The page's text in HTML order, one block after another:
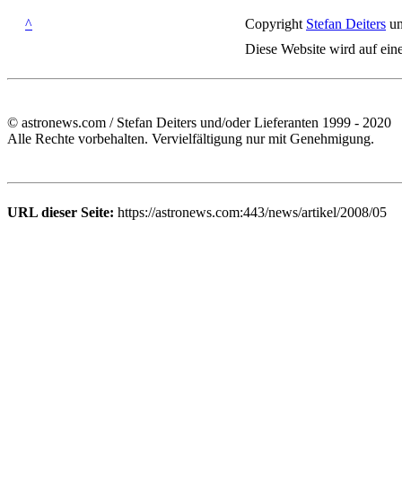
^ Copyright Stefan Deiters
Diese Website wird auf
© astronews.com / Stefan Deiters und/oder Lieferanten 1999 - 2020
Alle Rechte vorbehalten. Vervielfältigung nur mit Genehmigung.
URL dieser Seite: https://astronews.com:443/news/artikel/2008/05